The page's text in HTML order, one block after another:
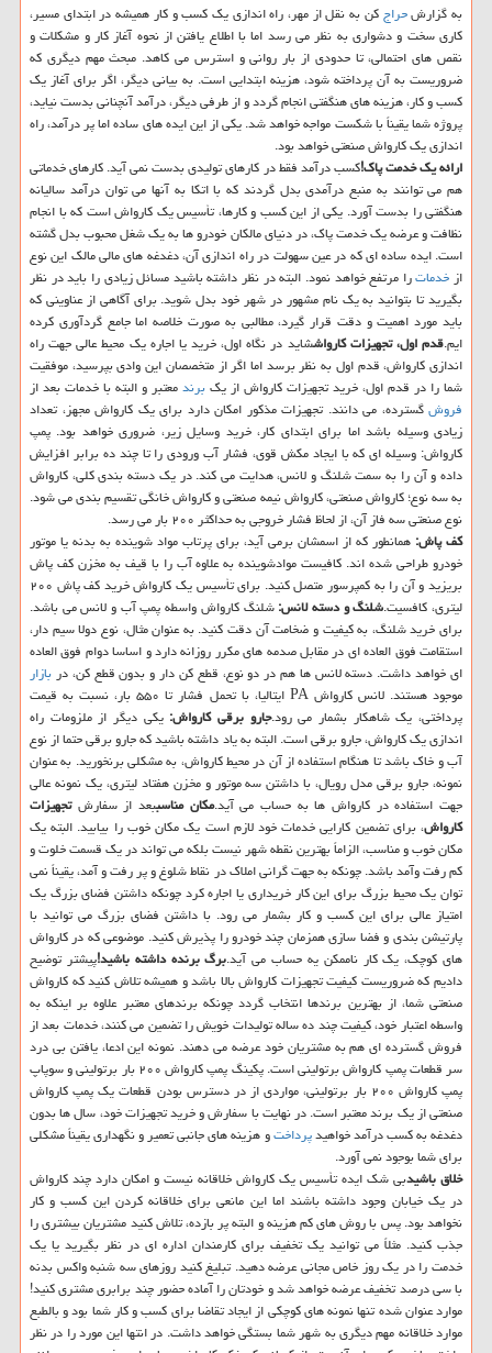
به گزارشحراجکن به نقل از مهر، راه اندازی یک کسب و کار همیشه در ابتدای مسیر،
کاری سخت و دشواری به نظر می رسد اما با اطلاع یافتن از نحوه آغاز کار و مشکلات و
نقص های احتمالی، تا حدودی از بار روانی و استرس می کاهد. مبحث مهم دیگری که
ضروریست به آن پرداخته شود، هزینه ابتدایی است. به بیانی دیگر، اگر برای آغاز یک
کسب و کار، هزینه های هنگفتی انجام گردد و از طرفی دیگر، درآمد آنچنانی بدست نیاید،
پروژه شما یقیناً با شکست مواجه خواهد شد. یکی از این ایده های ساده اما پر درآمد، راه
اندازی یک کارواش صنعتی خواهد بود.
ارائه یک خدمت پاک!کسب درآمد فقط در کارهای تولیدی بدست نمی آید. کارهای خدماتی
هم می توانند به منبع درآمدی بدل گردند که با اتکا به آنها می توان درآمد سالیانه
هنگفتی را بدست آورد. یکی از این کسب و کارها، تأسیس یک کارواش است که با انجام
نظافت و عرضه یک خدمت پاک، در دنیای مالکان خودرو ها به یک شغل محبوب بدل گشته
است. ایده ساده ای که در عین سهولت در راه اندازی آن، دغدغه های مالی مالک این نوع
ازخدماترا مرتفع خواهد نمود. البته در نظر داشته باشید مسائل زیادی را باید در نظر
بگیرید تا بتوانید به یک نام مشهور در شهر خود بدل شوید. برای آگاهی از عناوینی که
باید مورد اهمیت و دقت قرار گیرد، مطالبی به صورت خلاصه اما جامع گردآوری کرده
ایم.قدم اول، تجهیزات کارواششاید در نگاه اول، خرید یا اجاره یک محیط عالی جهت راه
اندازی کارواش، قدم اول به نظر برسد اما اگر از متخصصان این وادی بپرسید، موفقیت
شما را در قدم اول، خرید تجهیزات کارواش از یکبرندمعتبر و البته با خدمات بعد از
فروشگسترده، می دانند. تجهیزات مذکور امکان دارد برای یک کارواش مجهز، تعداد
زیادی وسیله باشد اما برای ابتدای کار، خرید وسایل زیر، ضروری خواهد بود. پمپ
کارواش: وسیله ای که با ایجاد مکش قوی، فشار آب ورودی را تا چند ده برابر افزایش
داده و آن را به سمت شلنگ و لانس، هدایت می کند. در یک دسته بندی کلی، کارواش
به سه نوع؛ کارواش صنعتی، کارواش نیمه صنعتی و کارواش خانگی تقسیم بندی می شود.
نوع صنعتی سه فاز آن، از لحاظ فشار خروجی به حداکثر ۲۰۰ بار می رسد.
کف پاش: همانطور که از اسمشان برمی آید، برای پرتاب مواد شوینده به بدنه یا موتور
خودرو طراحی شده اند. کافیست موادشوینده به علاوه آب را با قیف به مخزن کف پاش
بریزید و آن را به کمپرسور متصل کنید. برای تأسیس یک کارواش خرید کف پاش ۲۰۰
لیتری، کافسیت.شلنگ و دسته لانس:شلنگ کارواش واسطه پمپ آب و لانس می باشد.
برای خرید شلنگ، به کیفیت و ضخامت آن دقت کنید. به عنوان مثال، نوع دولا سیم دار،
استقامت فوق العاده ای در مقابل صدمه های مکرر روزانه دارد و اساسا دوام فوق العاده
ای خواهد داشت. دسته لانس ها هم در دو نوع، قطع کن دار و بدون قطع کن، دربازار
موجود هستند. لانس کارواش PA ایتالیا، با تحمل فشار تا ۵۵۰ بار، نسبت به قیمت
پرداختی، یک شاهکار بشمار می رود.جارو برقی کارواش:یکی دیگر از ملزومات راه
اندازی یک کارواش، جارو برقی است. البته به یاد داشته باشید که جارو برقی حتما از نوع
آب و خاک باشد تا هنگام استفاده از آن در محیط کارواش، به مشکلی برنخورید. به عنوان
نمونه، جارو برقی مدل رویال، با داشتن سه موتور و مخزن هفتاد لیتری، یک نمونه عالی
جهت استفاده در کارواش ها به حساب می آید.مکان مناسببعد از سفارش تجهیزات
کارواش، برای تضمین کارایی خدمات خود لازم است یک مکان خوب را بیابید. البته یک
مکان خوب و مناسب، الزاماً بهترین نقطه شهر نیست بلکه می تواند در یک قسمت خلوت و
کم رفت وآمد باشد. چونکه به جهت گرانی املاک در نقاط شلوغ و پر رفت و آمد، یقیناً نمی
توان یک محیط بزرگ برای این کار خریداری یا اجاره کرد چونکه داشتن فضای بزرگ یک
امتیاز عالی برای این کسب و کار بشمار می رود. با داشتن فضای بزرگ می توانید با
پارتیشن بندی و فضا سازی همزمان چند خودرو را پذیرش کنید. موضوعی که در کارواش
های کوچک، یک کار ناممکن یه حساب می آید.برگ برنده داشته باشید!پیشتر توضیح
دادیم که ضروریست کیفیت تجهیزات کارواش بالا باشد و همیشه تلاش کنید که کارواش
صنعتی شما، از بهترین برندها انتخاب گردد چونکه برندهای معتبر علاوه بر اینکه به
واسطه اعتبار خود، کیفیت چند ده ساله تولیدات خویش را تضمین می کنند، خدمات بعد از
فروش گسترده ای هم به مشتریان خود عرضه می دهند. نمونه این ادعا، یافتن بی درد
سر قطعات پمپ کارواش برتولینی است. پکینگ پمپ کارواش ۲۰۰ بار برتولینی و سوپاپ
پمپ کارواش ۲۰۰ بار برتولینی، مواردی از در دسترس بودن قطعات یک پمپ کارواش
صنعتی از یک برند معتبر است. در نهایت با سفارش و خرید تجهیزات خود، سال ها بدون
دغدغه به کسب درآمد خواهیدپرداختو هزینه های جانبی تعمیر و نگهداری یقیناً مشکلی
برای شما بوجود نمی آورد.
خلاق باشیدبی شک ایده تأسیس یک کارواش خلاقانه نیست و امکان دارد چند کارواش
در یک خیابان وجود داشته باشند اما این مانعی برای خلاقانه کردن این کسب و کار
نخواهد بود. پس با روش های کم هزینه و البته پر بازده، تلاش کنید مشتریان بیشتری را
جذب کنید. مثلاً می توانید یک تخفیف برای کارمندان اداره ای در نظر بگیرید یا یک
خدمت را در یک روز خاص مجانی عرضه دهید. تبلیغ کنید روزهای سه شنبه واکس بدنه
با سی درصد تخفیف عرضه خواهد شد و خودتان را آماده حضور چند برابری مشتری کنید!
موارد عنوان شده تنها نمونه های کوچکی از ایجاد تقاضا برای کسب و کار شما بود و بالطبع
موارد خلاقانه مهم دیگری به شهر شما بستگی خواهد داشت. در انتها این مورد را در نظر